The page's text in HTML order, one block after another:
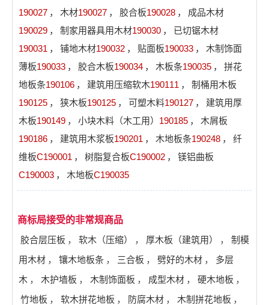
190027 ， 木材190027 ， 胶合板190028 ，
成品木材
190029 ， 制家用器具用木材190030 ，
已切锯木材
190031 ， 铺地木材190032 ， 贴面板190033 ，
木制饰面
薄板190033 ， 胶合木板190034 ， 木板条190035 ，
拼花
地板条190106 ， 建筑用压缩软木190111 ，
制桶用木板
190125 ， 狭木板190125 ， 可塑木料190127 ，
建筑用厚
木板190149 ， 小块木料（木工用） 190185 ，
木屑板
190186 ， 建筑用木浆板190201 ， 木地板条190248 ，
纤
维板C190001 ， 树脂复合板C190002 ，
镁铝曲板
C190003 ， 木地板C190035
商标局接受的非常规商品
胶合层压板 ， 软木（压缩） ， 厚木板（建筑用） ，
制模
用木材 ， 镶木地板条 ， 三合板 ， 劈好的木材 ，
多层
木 ， 木护墙板 ， 木制饰面板 ， 成型木材 ， 硬木地板 ，
竹地板 ， 软木拼花地板 ， 防腐木材 ， 木制拼花地板 ，